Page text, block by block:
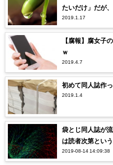
たいだけ」だが
2019.1.17
【腐報】腐女子
ｗ
2019.4.7
初めて同人誌作
2019.1.4
袋とじ同人誌が
は読者次第とい
2019-08-14 14:09:38